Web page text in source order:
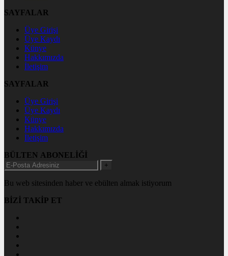
SAYFALAR
Üye Girişi
Üye Kaydı
Künye
Hakkımızda
İletişim
SAYFALAR
Üye Girişi
Üye Kaydı
Künye
Hakkımızda
İletişim
BÜLTEN ABONELİĞİ
+
Bu web sitesinden haber ve ebülten almak istiyorum
BİZİ TAKİP ET